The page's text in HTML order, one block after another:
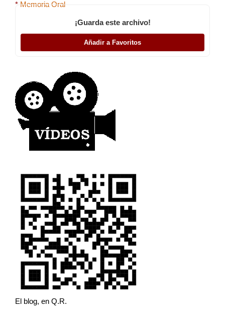
* Memoria Oral
¡Guarda este archivo!
Añadir a Favoritos
El blog, en Q.R.